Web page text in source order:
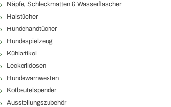
Näpfe, Schleckmatten & Wasserflaschen
Halstücher
Hundehandtücher
Hundespielzeug
Kühlartikel
Leckerlidosen
Hundewarnwesten
Kotbeutelspender
Ausstellungszubehör